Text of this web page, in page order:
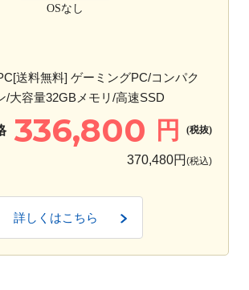
OSなし
送料無料] ゲーミングPC/コンパク
/大容量32GBメモリ/高速SSD
336,800 円 (税抜)
370,480円 (税込)
詳しくはこちら